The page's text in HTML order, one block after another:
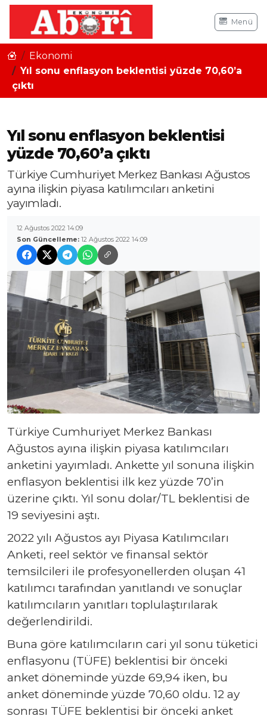
Menü
Ekonomi
Yıl sonu enflasyon beklentisi yüzde 70,60’a
çıktı
Yıl sonu enflasyon beklentisi
yüzde 70,60’a çıktı
Türkiye Cumhuriyet Merkez Bankası Ağustos
ayına ilişkin piyasa katılımcıları anketini
yayımladı.
12 Ağustos 2022 14:09
Son Güncelleme: 12 Ağustos 2022 14:09
Türkiye Cumhuriyet Merkez Bankası
Ağustos ayına ilişkin piyasa katılımcıları
anketini yayımladı. Ankette yıl sonuna ilişkin
enflasyon beklentisi ilk kez yüzde 70’in
üzerine çıktı. Yıl sonu dolar/TL beklentisi de
19 seviyesini aştı.
2022 yılı Ağustos ayı Piyasa Katılımcıları
Anketi, reel sektör ve finansal sektör
temsilcileri ile profesyonellerden oluşan 41
katılımcı tarafından yanıtlandı ve sonuçlar
katılımcıların yanıtları toplulaştırılarak
değerlendirildi.
Buna göre katılımcıların cari yıl sonu tüketici
enflasyonu (TÜFE) beklentisi bir önceki
anket döneminde yüzde 69,94 iken, bu
anket döneminde yüzde 70,60 oldu. 12 ay
sonrası TÜFE beklentisi bir önceki anket